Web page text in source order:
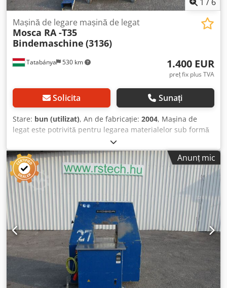
Tatabánya 530 km
Mașină de legare mașină de legat
Mosca RA -T35
Bindemaschine (3136)
1.400 EUR
preț fix plus TVA
Solicita Sunați
Stare: bun (utilizat), An de fabricație: 2004, Mașina de
legat este potrivită pentru legarea materialelor sub formă
de bare lungi, a materialelor lungi unite între ele, precum
și a materialelor cu fir plastic elastic sau simplu.
Materialele lungi pot fi introduse printr-un tunel situat în
centrul utilajului. Cu această mașină de legat, materialele
lungi pot fi legate împreună prin bucle cu noduri. Mașina
este potrivită pentru legarea atât cu fir simplu, cât și
dublu. Cu mașina de legat se pot aplica un număr
nelimitat de bucle pe materiale lungi. Sfoara elastică
menține materialele legate împreună în timpul
transportului. Djdpfxjvyhhqo Aqiock
Anunț mic